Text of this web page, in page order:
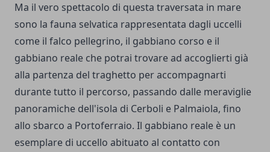
Ma il vero spettacolo di questa traversata in mare
sono la fauna selvatica rappresentata dagli uccelli
come il falco pellegrino, il gabbiano corso e il
gabbiano reale che potrai trovare ad accoglierti già
alla partenza del traghetto per accompagnarti
durante tutto il percorso, passando dalle meraviglie
panoramiche dell'isola di Cerboli e Palmaiola, fino
allo sbarco a Portoferraio. Il gabbiano reale è un
esemplare di uccello abituato al contatto con